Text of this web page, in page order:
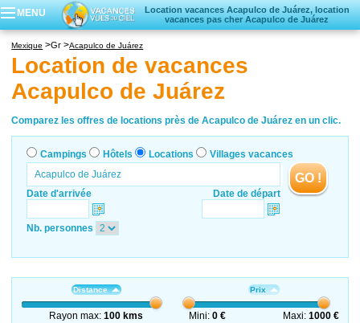
MENU
Location vacances Acapulco de Juárez, location
vacances pas cher Acapulco de Juárez
Locations vacances
Villages vacances
Mexique Gr Acapulco de Juárez
Location de vacances
Acapulco de Juárez
Comparez les offres de locations près de Acapulco de Juárez en un clic.
Campings Hôtels Locations Villages vacances
Date d'arrivée Date de départ
GO !
Nb. personnes
Distance
Rayon max:100 kms
Prix
Mini:0 € Maxi: 1000 €